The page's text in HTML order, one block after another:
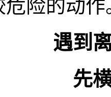
险的动作
遇到
先